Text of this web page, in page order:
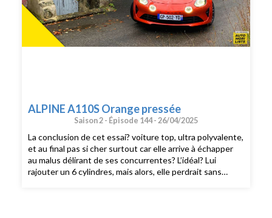
ALPINE A110S Orange pressée
Saison 2 - Épisode 144 - 26/04/2025
La conclusion de cet essai? voiture top, ultra polyvalente,
et au final pas si cher surtout car elle arrive à échapper
au malus délirant de ses concurrentes? L’idéal? Lui
rajouter un 6 cylindres, mais alors, elle perdrait sans